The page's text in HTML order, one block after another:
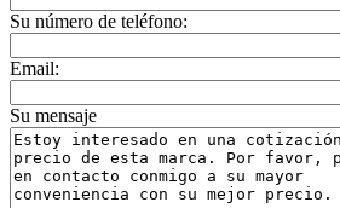
Su número de teléfono:
Email:
Su mensaje